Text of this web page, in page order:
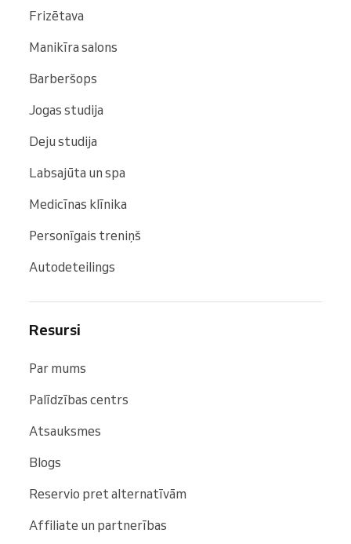
Frizētava
Manikīra salons
Barberšops
Jogas studija
Deju studija
Labsajūta un spa
Medicīnas klīnika
Personīgais treniņš
Autodeteilings
Resursi
Par mums
Palīdzības centrs
Atsauksmes
Blogs
Reservio pret alternatīvām
Affiliate un partnerības